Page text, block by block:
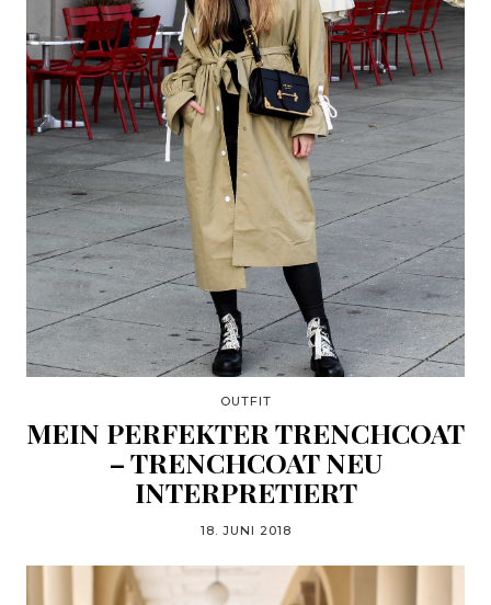
OUTFIT
MEIN PERFEKTER TRENCHCOAT
– TRENCHCOAT NEU
INTERPRETIERT
18. JUNI 2018